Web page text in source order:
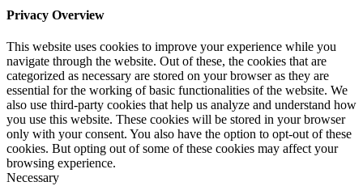
Privacy Overview
This website uses cookies to improve your experience while you
navigate through the website. Out of these, the cookies that are
categorized as necessary are stored on your browser as they are
essential for the working of basic functionalities of the website. We
also use third-party cookies that help us analyze and understand how
you use this website. These cookies will be stored in your browser
only with your consent. You also have the option to opt-out of these
cookies. But opting out of some of these cookies may affect your
browsing experience.
Necessary